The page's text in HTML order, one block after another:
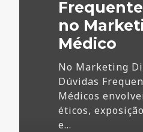
no
Médico
No Marketing
Dúvidas
Médicos
éticos,
e…